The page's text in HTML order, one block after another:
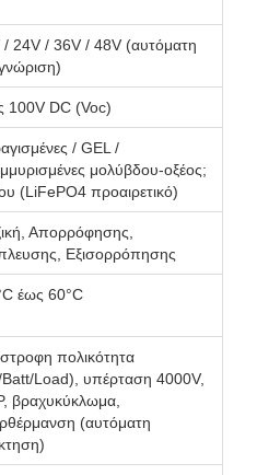
/ 24V / 36V / 48V (αυτόματη
100V DC (Voc)
/ GEL /
μολύβδου-οξέος;
(LiFePO4 προαιρετικό)
Απορρόφησης,
Εξισορρόπησης
έως 60°C
πολικότητα
Batt/Load), υπέρταση 4000V,
βραχυκύκλωμα,
(αυτόματη